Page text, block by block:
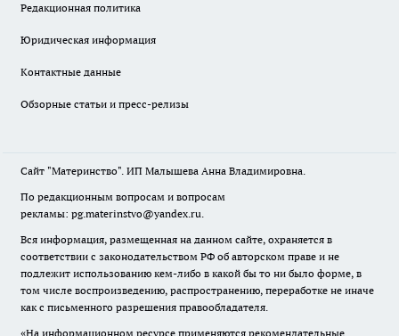
Редакционная политика
Юридическая информация
Контактные данные
Обзорные статьи и пресс-релизы
Сайт "Материнство". ИП Малышева Анна Владимировна.
По редакционным вопросам и вопросам
рекламы: pg.materinstvo@yandex.ru.
Вся информация, размещенная на данном сайте, охраняется в
соответствии с законодательством РФ об авторском праве и не
подлежит использованию кем-либо в какой бы то ни было форме, в
том числе воспроизведению, распространению, переработке не иначе
как с письменного разрешения правообладателя.
«На информационном ресурсе применяются рекомендательные